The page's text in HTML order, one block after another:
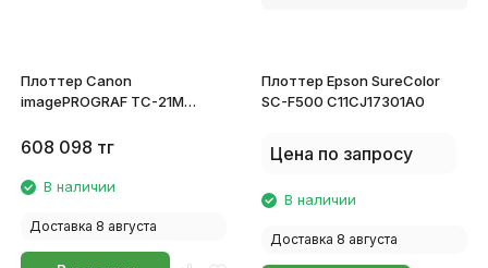
Плоттер Canon
imagePROGRAF TC-21M
608 098 тг
В наличии
Доставка 8 августа
Плоттер Epson SureColor
SC-F500 C11CJ17301A0
Цена по запросу
В наличии
Доставка 8 августа